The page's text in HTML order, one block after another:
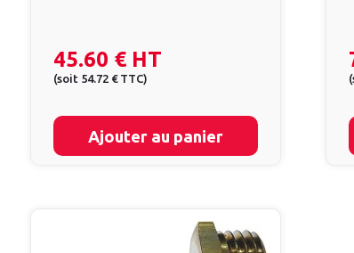
45.60 € HT
(soit 54.72 € TTC)
Ajouter au panier
(